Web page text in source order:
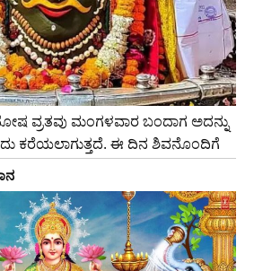
ವ್ರತವು ಮಂಗಳವಾರ ಬಂದಾಗ ಅದನ್ನು
ಕರೆಯಲಾಗುತ್ತದೆ. ಈ ದಿನ ಶಿವನೊಂದಿಗೆ